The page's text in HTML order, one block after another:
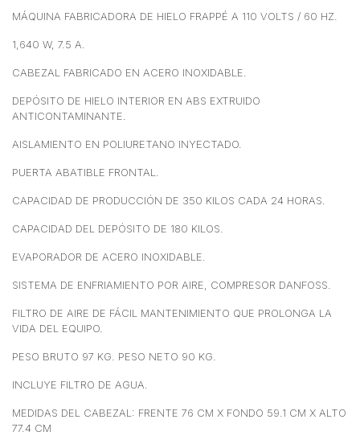
MÁQUINA FABRICADORA DE HIELO FRAPPÉ A 110 VOLTS / 60 HZ.
1,640 W, 7.5 A.
CABEZAL FABRICADO EN ACERO INOXIDABLE.
DEPÓSITO DE HIELO INTERIOR EN ABS EXTRUIDO
ANTICONTAMINANTE.
AISLAMIENTO EN POLIURETANO INYECTADO.
PUERTA ABATIBLE FRONTAL.
CAPACIDAD DE PRODUCCIÓN DE 350 KILOS CADA 24 HORAS.
CAPACIDAD DEL DEPÓSITO DE 180 KILOS.
EVAPORADOR DE ACERO INOXIDABLE.
SISTEMA DE ENFRIAMIENTO POR AIRE, COMPRESOR DANFOSS.
FILTRO DE AIRE DE FÁCIL MANTENIMIENTO QUE PROLONGA LA
VIDA DEL EQUIPO.
PESO BRUTO 97 KG. PESO NETO 90 KG.
INCLUYE FILTRO DE AGUA.
MEDIDAS DEL CABEZAL: FRENTE 76 CM X FONDO 59.1 CM X ALTO
77.4 CM